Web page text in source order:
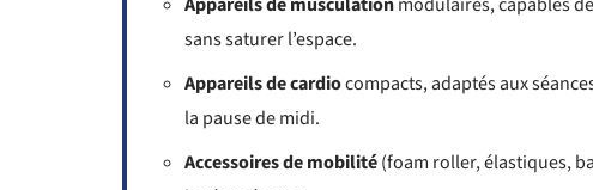
sans saturer l’espace.
Appareils de cardiocompacts, adaptés aux
la pause de midi.
Accessoires de mobilité(foam roller, élastiques,